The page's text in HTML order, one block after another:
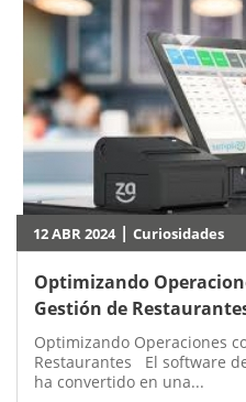
12 ABR 2024| Curiosidades
Optimizando
Gestión de
Optimizando Operaciones
Restaurantes El software
ha convertido en una...